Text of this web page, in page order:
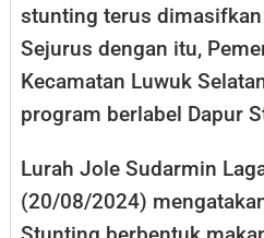
stunting terus
Sejurus dengan itu,
Kecamatan Luwuk
program berlabel Dapur
Lurah Jole Sudarmin
(20/08/2024)